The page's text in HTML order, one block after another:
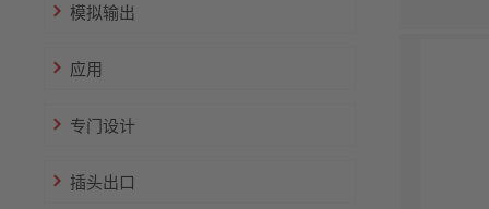
模拟输出
应用
专门设计
插头出口